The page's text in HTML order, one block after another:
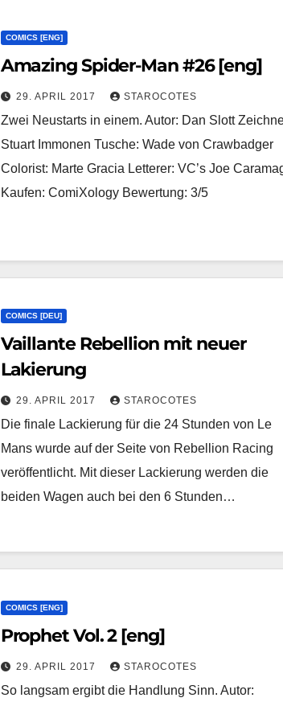
COMICS [ENG]
Amazing Spider-Man #26 [eng]
29. APRIL 2017 STAROCOTES
Zwei Neustarts in einem. Autor: Dan Slott
Stuart Immonen Tusche: Wade von Crawbadger
Colorist: Marte Gracia Letterer: VC’s Joe
Kaufen: ComiXology Bewertung: 3/5
COMICS [DEU]
Vaillante Rebellion mit neuer
Lakierung
29. APRIL 2017 STAROCOTES
Die finale Lackierung für die 24 Stunden von Le
Mans wurde auf der Seite von Rebellion Racing
veröffentlicht. Mit dieser Lackierung werden die
beiden Wagen auch bei den 6 Stunden…
COMICS [ENG]
Prophet Vol. 2 [eng]
29. APRIL 2017 STAROCOTES
So langsam ergibt die Handlung Sinn. Autor: